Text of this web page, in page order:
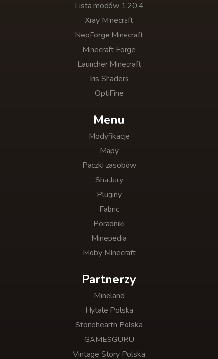
Lista modów 1.20.4
Xray Minecraft
NeoForge Minecraft
Minecraft Forge
Launcher Minecraft
Iris Shaders
OptiFine
Menu
Modyfikacje
Mapy
Paczki zasobów
Shadery
Pluginy
Fabric
Poradniki
Minepedia
Moby Minecraft
Partnerzy
Mineland
Hytale Polska
Stonehearth Polska
GAMESGURU
Vintage Story Polska